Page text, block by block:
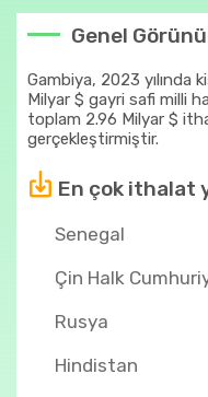
Genel
Gambiya, 2023 yılında
Milyar $ gayri safi milli
toplam 2.96 Milyar $
gerçekleştirmiştir.
En çok ithalat
Senegal
Çin Halk
Rusya
Hindistan